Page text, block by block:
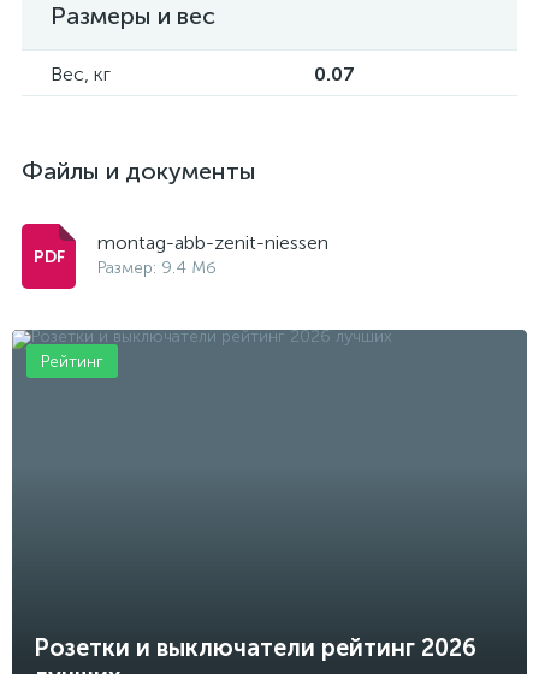
Размеры и вес
Вес, кг 0.07
Файлы и документы
montag-abb-zenit-niessen
Размер: 9.4 Мб
Розетки и выключатели рейтинг 2026
Рейтинг